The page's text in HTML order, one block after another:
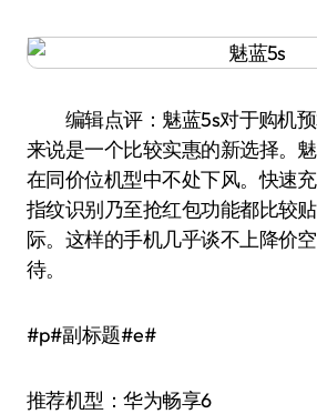
编辑点评：魅蓝5s对于购机预
来说是一个比较实惠的新选择。
在同价位机型中不处下风。快速充
指纹识别乃至抢红包功能都比较
际。这样的手机几乎谈不上降价
待。
#p#副标题#e#
推荐机型：华为畅享6